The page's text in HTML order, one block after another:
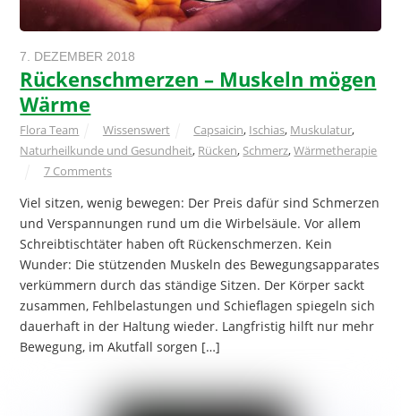
7. DEZEMBER 2018
Rückenschmerzen – Muskeln mögen
Wärme
Flora Team Wissenswert Capsaicin, Ischias, Muskulatur,
Naturheilkunde und Gesundheit, Rücken, Schmerz,Wärmetherapie
7 Comments
Viel sitzen, wenig bewegen: Der Preis dafür sind Schmerzen
und Verspannungen rund um die Wirbelsäule. Vor allem
Schreibtischtäter haben oft Rückenschmerzen. Kein
Wunder: Die stützenden Muskeln des Bewegungsapparates
verkümmern durch das ständige Sitzen. Der Körper sackt
zusammen, Fehlbelastungen und Schieflagen spiegeln sich
dauerhaft in der Haltung wieder. Langfristig hilft nur mehr
Bewegung, im Akutfall sorgen […]